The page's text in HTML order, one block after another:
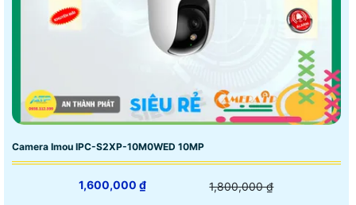
Camera Imou IPC-S2XP-10M0WED 10MP
1,600,000 ₫ 1,800,000 ₫